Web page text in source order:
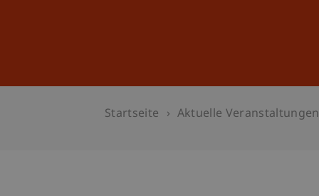
Startseite Aktuelle Veranstaltungen